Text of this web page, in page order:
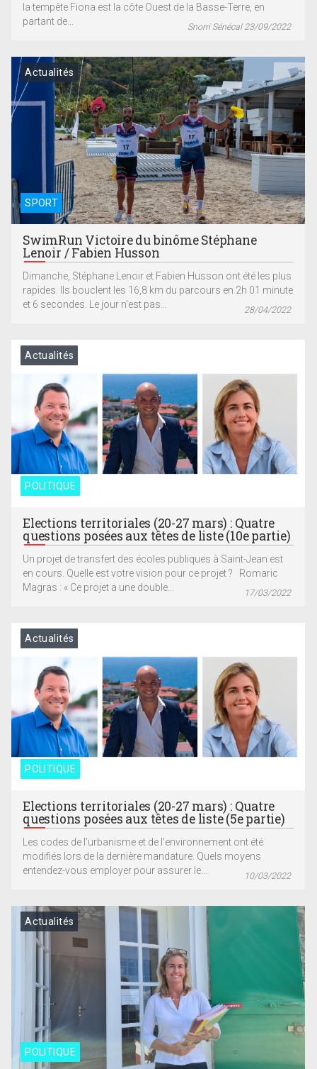
la tempête Fiona est la côte Ouest de la Basse-Terre, en
partant de...
Snorri Sénécal 23/09/2022
SPORT
Actualités
SwimRun Victoire du binôme Stéphane
Lenoir / Fabien Husson
Dimanche, Stéphane Lenoir et Fabien Husson ont été les plus
rapides. Ils bouclent les 16,8 km du parcours en 2h 01 minute
et 6 secondes. Le jour n’est pas...
28/04/2022
POLITIQUE
Actualités
Elections territoriales (20-27 mars) : Quatre
questions posées aux têtes de liste (10e partie)
Un projet de transfert des écoles publiques à Saint-Jean est
en cours. Quelle est votre vision pour ce projet ? Romaric
Magras : « Ce projet a une double...
17/03/2022
POLITIQUE
Actualités
Elections territoriales (20-27 mars) : Quatre
questions posées aux têtes de liste (5e partie)
Les codes de l’urbanisme et de l’environnement ont été
modifiés lors de la dernière mandature. Quels moyens
entendez-vous employer pour assurer le...
10/03/2022
POLITIQUE
Actualités